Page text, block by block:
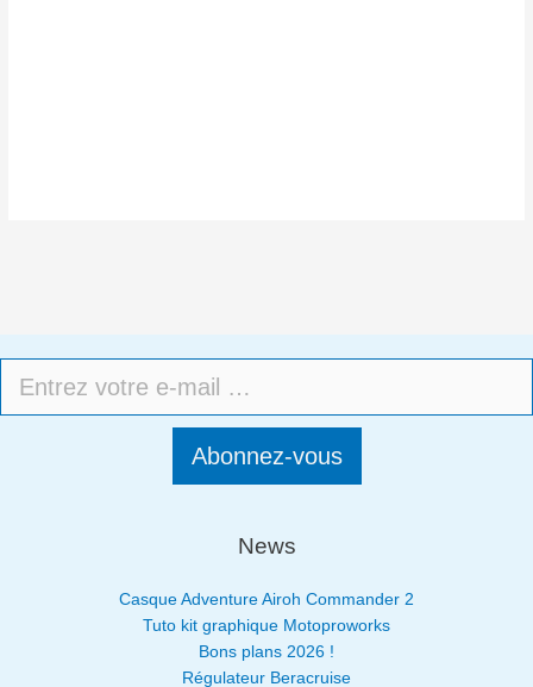
Abonnez-vous
News
Casque Adventure Airoh Commander 2
Tuto kit graphique Motoproworks
Bons plans 2026 !
Régulateur Beracruise